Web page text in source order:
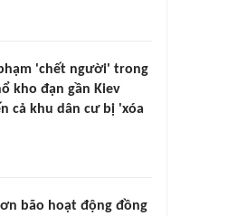
'chết người' trong
kho đạn gần Kiev
cả khu dân cư bị 'xóa
bão hoạt động đồng